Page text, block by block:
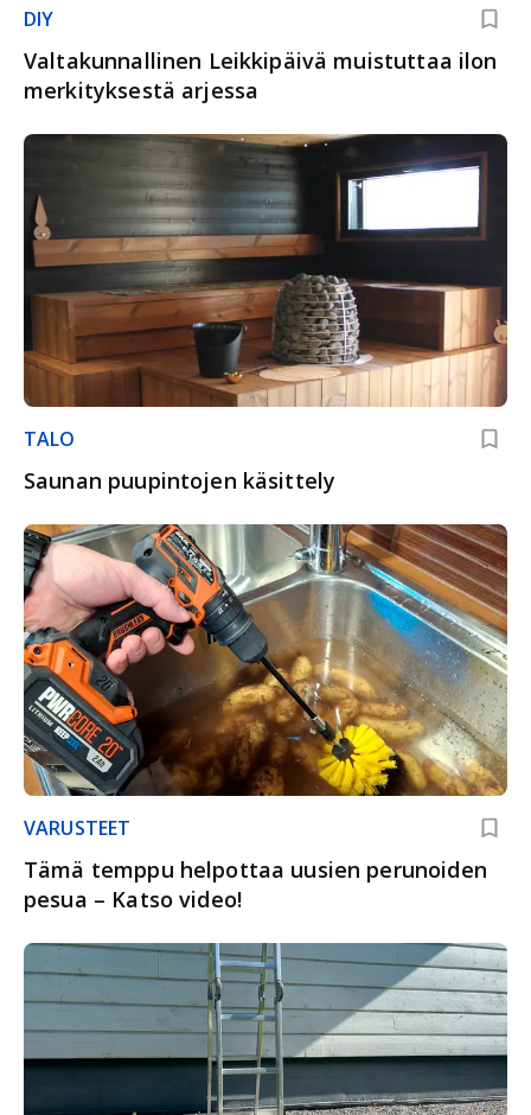
DIY
Valtakunnallinen Leikkipäivä muistuttaa ilon
merkityksestä arjessa
TALO
Saunan puupintojen käsittely
VARUSTEET
Tämä temppu helpottaa uusien perunoiden
pesua – Katso video!